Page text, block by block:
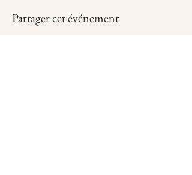
Partager cet événement